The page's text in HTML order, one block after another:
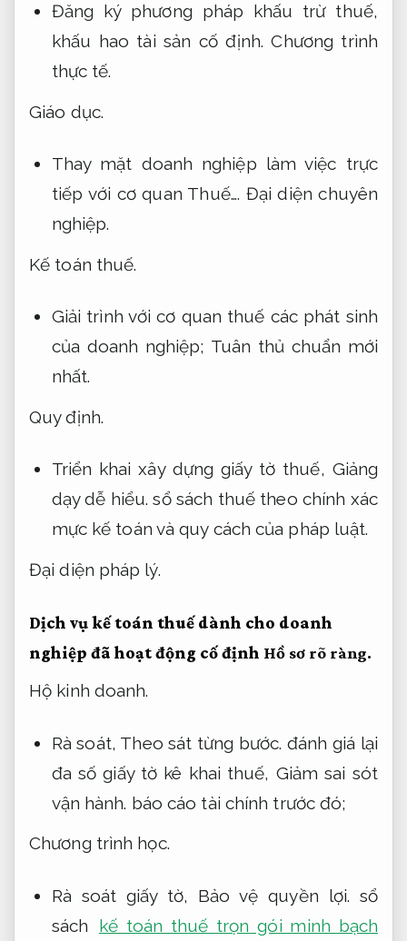
Đăng ký phương pháp khấu trừ thuế,
khấu hao tài sản cố định.Chương trình
thực tế.
Giáo dục.
Thay mặt doanh nghiệp làm việc trực
tiếp với cơ quan Thuế…. Đại diện chuyên
nghiệp.
Kế toán thuế.
Giải trình với cơ quan thuế các phát sinh
của doanh nghiệp; Tuân thủ chuẩn mới
nhất.
Quy định.
Triển khai xây dựng giấy tờ thuế, Giảng
dạy dễ hiểu. sổ sách thuế theo chính xác
mực kế toán và quy cách của pháp luật.
Đại diện pháp lý.
Dịch vụ kế toán thuế dành cho doanh
nghiệp đã hoạt động cố định Hồ sơ rõ ràng.
Hộ kinh doanh.
Rà soát, Theo sát từng bước. đánh giá lại
đa số giấy tờ kê khai thuế, Giảm sai sót
vận hành. báo cáo tài chính trước đó;
Chương trình học.
Rà soát giấy tờ, Bảo vệ quyền lợi. sổ
sách
kế toán thuế trọn gói minh bạch